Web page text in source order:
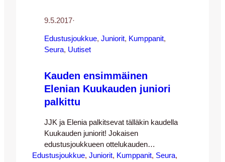
9.5.2017·
Edustusjoukkue, Juniorit, Kumppanit
Seura, Uutiset
Kauden ensimmäinen
Elenian Kuukauden juniori
palkittu
JJK ja Elenia palkitsevat tälläkin kaudella
Kuukauden juniorit! Jokaisen
edustusjoukkueen ottelukauden
kuukauden aikana palkitaan yksi juniori
Edustusjoukkue, Juniorit, Kumppanit, Seura